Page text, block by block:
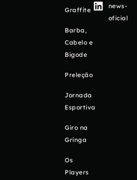
Graffite
Barba,
Cabelo e
Bigode
Preleção
Jornada
Esportiva
Giro na
Gringa
Os
Players
news-
oficial